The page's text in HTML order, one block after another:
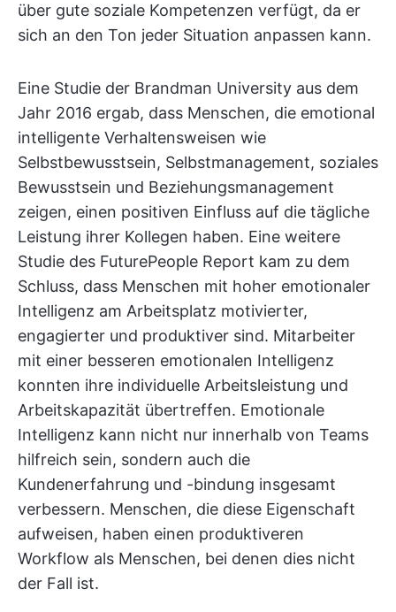
über gute soziale Kompetenzen verfügt, da er
sich an den Ton jeder Situation anpassen kann.
Eine Studie der Brandman University aus dem
Jahr 2016 ergab, dass Menschen, die emotional
intelligente Verhaltensweisen wie
Selbstbewusstsein, Selbstmanagement, soziales
Bewusstsein und Beziehungsmanagement
zeigen, einen positiven Einfluss auf die tägliche
Leistung ihrer Kollegen haben. Eine weitere
Studie des FuturePeople Report kam zu dem
Schluss, dass Menschen mit hoher emotionaler
Intelligenz am Arbeitsplatz motivierter,
engagierter und produktiver sind. Mitarbeiter
mit einer besseren emotionalen Intelligenz
konnten ihre individuelle Arbeitsleistung und
Arbeitskapazität übertreffen. Emotionale
Intelligenz kann nicht nur innerhalb von Teams
hilfreich sein, sondern auch die
Kundenerfahrung und -bindung insgesamt
verbessern. Menschen, die diese Eigenschaft
aufweisen, haben einen produktiveren
Workflow als Menschen, bei denen dies nicht
der Fall ist.